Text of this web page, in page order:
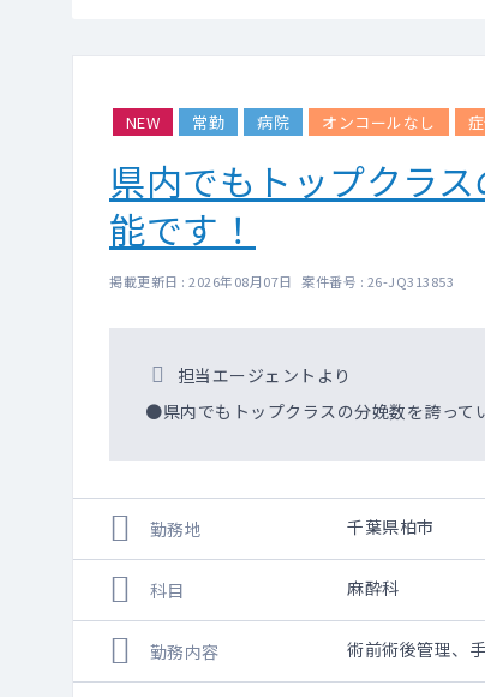
NEW 常勤 病院 オンコールなし
県内でもトップクラ
能です！
掲載更新日 : 2026年08月07日 案件番号 : 26-JQ313853
担当エージェントより
●県内でもトップクラスの分娩数を誇って
勤務地 千葉県柏市
科目 麻酔科
勤務内容 術前術後管理、